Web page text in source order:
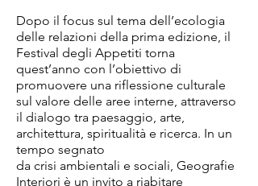
Dopo il focus sul tema dell’ecologia
delle relazioni della prima edizione, il
Festival degli Appetiti torna
quest’anno con l’obiettivo di
promuovere una riflessione culturale
sul valore delle aree interne, attraverso
il dialogo tra paesaggio, arte,
architettura, spiritualità e ricerca. In un
tempo segnato
da crisi ambientali e sociali, Geografie
Interiori è un invito a riabitare